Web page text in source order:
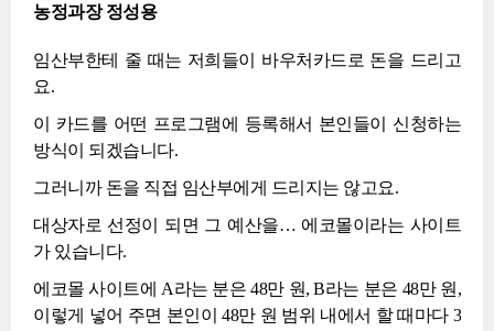
농정과장 정성용
임산부한테 줄 때는 저희들이 바우처카드로 돈을 드리고
요.
이 카드를 어떤 프로그램에 등록해서 본인들이 신청하는
방식이 되겠습니다.
그러니까 돈을 직접 임산부에게 드리지는 않고요.
대상자로 선정이 되면 그 예산을… 에코몰이라는 사이트
가 있습니다.
에코몰 사이트에 A라는 분은 48만 원, B라는 분은 48만 원,
이렇게 넣어 주면 본인이 48만 원 범위 내에서 할 때마다 3